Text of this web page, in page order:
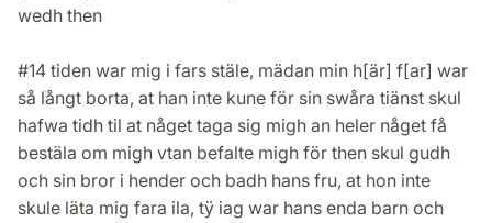
wedh then
#14 tiden war mig i fars stäle, mädan min h[är] f[ar] war
så långt borta, at han inte kune för sin swåra tiänst skul
hafwa tidh til at någet taga sig migh an heler någet få
bestäla om migh vtan befalte migh för then skul gudh
och sin bror i hender och badh hans fru, at hon inte
skule läta mig fara ila, tÿ iag war hans enda barn och